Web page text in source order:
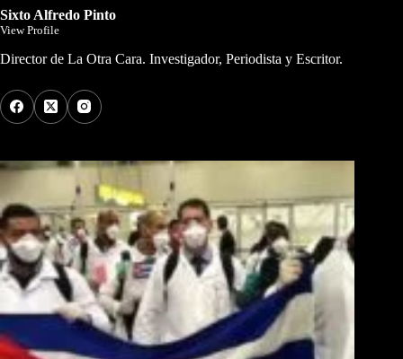
Sixto Alfredo Pinto
View Profile
Director de La Otra Cara. Investigador, Periodista y Escritor.